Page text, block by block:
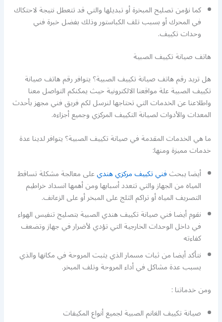
كما نؤمن تصليح المبخرة أو تبديلها والتي قد تتعطل نتيجة لاحتكاك
في المحرك أو بسبب تلف الكباستور وذلك بفضل خبرة فني
وحدات تكييف.
هاتف صيانة تكييف الصبية
هل تريد رقم هاتف صيانة تكييف الصبية؟ يتوافر رقم هاتف صيانة
تكييف الصبية علة مواقعنا الالكترونية حيث يمكنكم التواصل معنا
واطلاعنا عن الخدمات التي تحتاجها لنرسل لكم فريق فني مجهز بأحدث
المعدات والأدوات لصيانة التكييف المركزي وجميع أجزاءه.
ما هي الخدمات المقدمة في صيانة تكييف الصبية؟ يتوافر لدينا عدة
خدمات مميزة ومنها:
أيضا يبحثفني تكييف مركزي هنديعلى معالجة مشكلة تساقط
المياه من الجهاز والتي تتعدد أسبابها ومن أهمها انسداد خراطيم
التصريف المياه أو تراكم الثلج على المبخر أو على الزعانف.
نقوم أيضا فني صيانة تكييف هندي الصبية بتصليح تنفيس الهواء
في داخل الوحدات الخارجية التي تؤدي لأضرار في جهاز وتضعف
كفاءته
نتأكد أيضا من ثبات مسمار الذي يثبت المروحة في مكانها والذي
يسبب عدة مشاكل في أداء المروحة وتلف المبخر.
ومن خدماتنا :
صيانة تكييف الغانم الصبية لجميع أنواع المكيفات